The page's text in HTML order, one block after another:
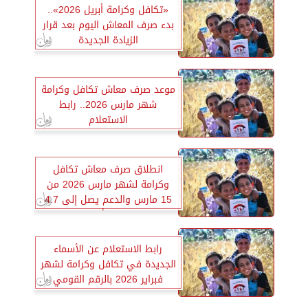
«تكافل وكرامة أبريل 2026»..
بدء صرف المعاش اليوم بعد قرار
الزيادة الجديدة
موعد صرف معاش تكافل وكرامة
شهر مارس 2026.. رابط
الاستعلام
انطلاق صرف معاش تكافل
وكرامة لشهر مارس 2026 من
15 مارس والدعم يصل إلى 4.7
مليون أسرة
رابط الاستعلام عن الأسماء
الجديدة في تكافل وكرامة لشهر
فبراير 2026 بالرقم القومي